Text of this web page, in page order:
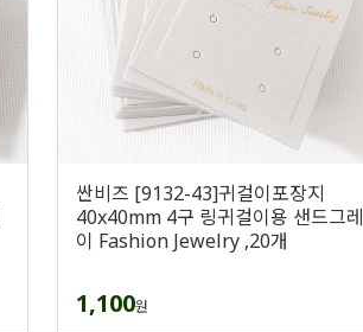
싼비즈 [9132-43]귀걸이포장지
40x40mm 4구 링귀걸이용 샌드그레
이 Fashion Jewelry ,20개
1,100원